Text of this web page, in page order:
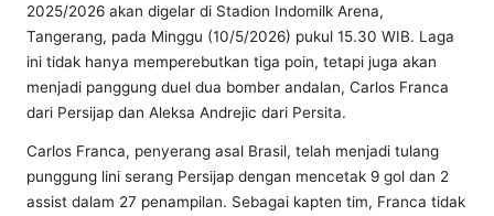
2025/2026 akan digelar di Stadion Indomilk Arena,
Tangerang, pada Minggu (10/5/2026) pukul 15.30 WIB. Laga
ini tidak hanya memperebutkan tiga poin, tetapi juga akan
menjadi panggung duel dua bomber andalan, Carlos Franca
dari Persijap dan Aleksa Andrejic dari Persita.
Carlos Franca, penyerang asal Brasil, telah menjadi tulang
punggung lini serang Persijap dengan mencetak 9 gol dan 2
assist dalam 27 penampilan. Sebagai kapten tim, Franca tidak